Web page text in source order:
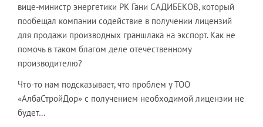
вице-министр энергетики РК Гани САДИБЕКОВ, который
пообещал компании содействие в получении лицензий
для продажи производных граншлака на экспорт. Как не
помочь в таком благом деле отечественному
производителю?
Что-то нам подсказывает, что проблем у ТОО
«АлбаСтройДор» с получением необходимой лицензии не
будет…